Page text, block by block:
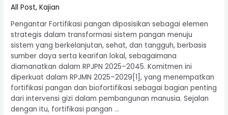
All Post,Kajian
Pengantar Fortifikasi pangan diposisikan sebagai elemen
strategis dalam transformasi sistem pangan menuju
sistem yang berkelanjutan, sehat, dan tangguh, berbasis
sumber daya serta kearifan lokal, sebagaimana
diamanatkan dalam RPJPN 2025–2045. Komitmen ini
diperkuat dalam RPJMN 2025–2029[1], yang menempatkan
fortifikasi pangan dan biofortifikasi sebagai bagian penting
dari intervensi gizi dalam pembangunan manusia. Sejalan
dengan itu, fortifikasi pangan …